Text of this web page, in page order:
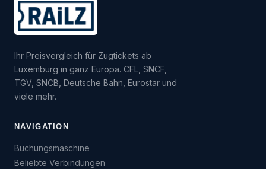
Ihr Preisvergleich für Zugtickets ab
Luxemburg in ganz Europa. CFL, SNCF,
TGV, SNCB, Deutsche Bahn, Eurostar und
viele mehr.
NAVIGATION
Buchungsmaschine
Beliebte Verbindungen